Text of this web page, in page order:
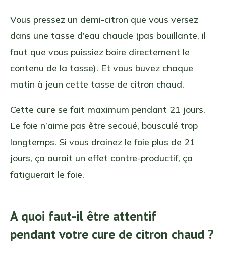
Vous pressez un demi-citron que vous versez
dans une tasse d’eau chaude (pas bouillante, il
faut que vous puissiez boire directement le
contenu de la tasse). Et vous buvez chaque
matin à jeun cette tasse de citron chaud.
Cette cure se fait maximum pendant 21 jours.
Le foie n’aime pas être secoué, bousculé trop
longtemps. Si vous drainez le foie plus de 21
jours, ça aurait un effet contre-productif, ça
fatiguerait le foie.
A quoi faut-il être attentif
pendant votre cure de citron chaud ?